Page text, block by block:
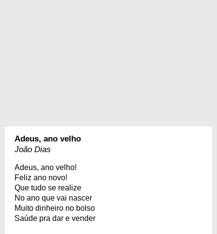
Adeus, ano velho
João Dias
Adeus, ano velho!
Feliz ano novo!
Que tudo se realize
No ano que vai nascer
Muito dinheiro no bolso
Saúde pra dar e vender